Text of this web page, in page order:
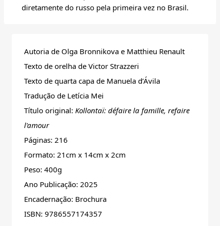
diretamente do russo pela primeira vez no Brasil.
Autoria de Olga Bronnikova e Matthieu Renault
Texto de orelha de Victor Strazzeri
Texto de quarta capa de Manuela d’Ávila
Tradução de Letícia Mei
Título original: Kollontaï: défaire la famille, refaire
l'amour
Páginas: 216
Formato: 21cm x 14cm x 2cm
Peso: 400g
Ano Publicação: 2025
Encadernação: Brochura
ISBN: 9786557174357